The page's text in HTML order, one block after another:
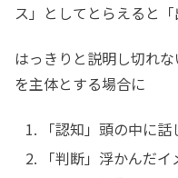
ス」としてとらえると「
はっきりと説明し切れ
を主体とする場合に
「認知」頭の中に
「判断」浮かんだ